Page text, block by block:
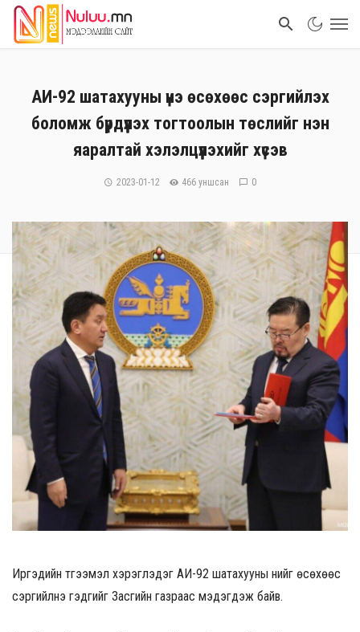
АИ-92 шатахууны үнэ өсөхөөс сэргийлэх
боломж бүрдүүлэх тогтоолын төслийг нэн
яаралтай хэлэлцүүлэхийг хүсэв
2023-01-12 466 уншсан 0
Иргэдийн түгээмэл хэрэглэдэг АИ-92 шатахууны үнийг өсөхөөс
сэргийлнэ гэдгийг Засгийн газраас мэдэгдэж байв.